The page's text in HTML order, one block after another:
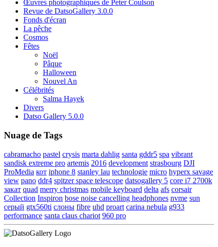
Œuvres photographiques de Peter Coulson
Revue de DatsoGallery 3.0.0
Fonds d'écran
La pêche
Cosmos
Fêtes
Noël
Pâque
Halloween
Nouvel An
Célébrités
Salma Hayek
Divers
Datso Gallery 5.0.0
Nuage de Tags
cabramacho pastel crysis marta dahlig santa gddr5 spa vibrant
sandisk extreme pro artemis 2016 development strasbourg DJI
ProMedia кот iphone 8 stanley lau technologie micro hyperx savage
view pano ddr4 spitzer space telescope datsogallery 5 core i7 2700k
закат quad merry christmas mobile keyboard delta afs corsair
Collection Inspiron bose noise cancelling headphones nvme sun
серый gtx560ti слоны fibre uhd proart carina nebula g933
performance santa claus chariot 960 pro